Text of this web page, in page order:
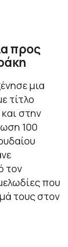
προς
μια
τίτλο
στην
100
τον
που
τους στον